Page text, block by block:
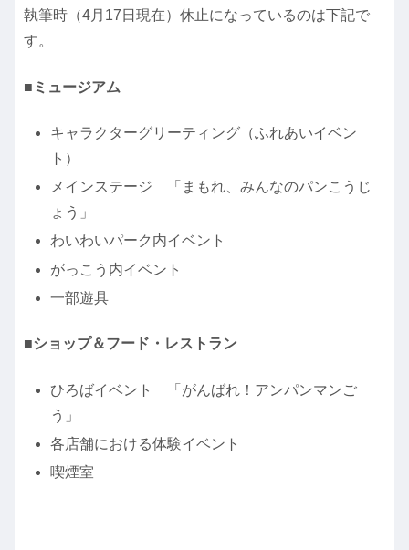
執筆時（4月17日現在）休止になっているのは下記で
す。
■ミュージアム
キャラクターグリーティング（ふれあいイベン
ト）
メインステージ 「まもれ、みんなのパンこうじ
ょう」
わいわいパーク内イベント
がっこう内イベント
一部遊具
■ショップ＆フード・レストラン
ひろばイベント 「がんばれ！アンパンマンご
う」
各店舗における体験イベント
喫煙室